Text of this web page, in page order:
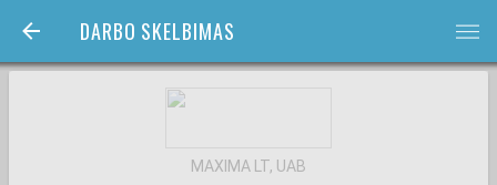
DARBO SKELBIMAS bars
MAXIMA LT, UAB